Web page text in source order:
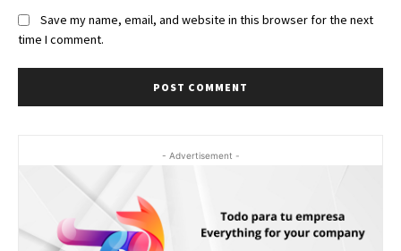
Save my name, email, and website in this browser for the next
time I comment.
- Advertisement -